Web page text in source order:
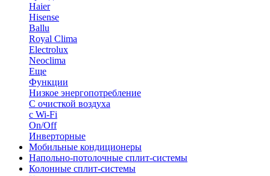
Haier
Hisense
Ballu
Royal Clima
Electrolux
Neoclima
Еще
Функции
Низкое энергопотребление
С очисткой воздуха
с Wi-Fi
On/Off
Инверторные
Мобильные кондиционеры
Напольно-потолоч​ные ​сплит-системы
Колонные ​​сплит-системы